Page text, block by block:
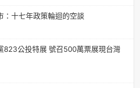
：十七年政策輪迴的空談
823公投特展 號召500萬票展現台灣